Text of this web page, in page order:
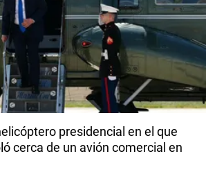
presidencial en el que
cerca de un avión comercial en